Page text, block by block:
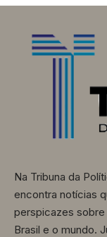
Na Tribuna da
encontra notícias
perspicazes sobre
Brasil e o mundo.